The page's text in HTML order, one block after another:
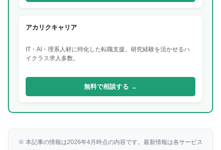
アカリクキャリア
IT・AI・理系人材に特化した転職支援。研究経験を活かせるハ
イクラス求人多数。
無料で相談する →
※ 本記事の情報は2026年4月時点の内容です。最新情報は各サービス